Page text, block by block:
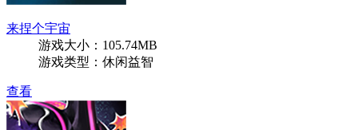
来捏个宇宙
游戏大小：105.74MB
游戏类型：休闲益智
查看